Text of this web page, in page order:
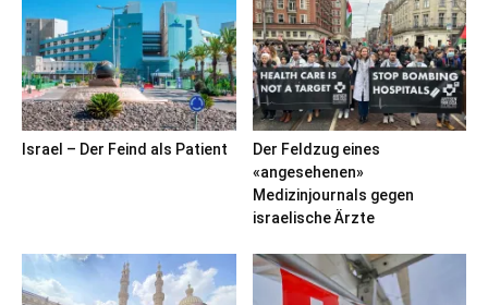
Israel – Der Feind als Patient
Der Feldzug eines
«angesehenen»
Medizinjournals gegen
israelische Ärzte